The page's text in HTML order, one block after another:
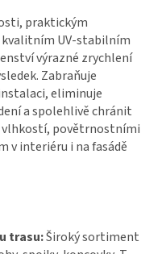
praktickým
kvalitním UV-stabilním
výrazné zrychlení
Zabraňuje
eliminuje
a spolehlivě chránit
vlhkostí, povětrnostními
v interiéru i na fasádě
trasu:Široký sortiment